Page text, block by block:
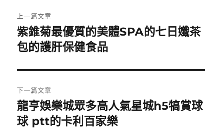
章
導
覽
上一篇文章
上
一
文
章:
紫錐菊最優質的美體SPA的七日孅茶
包的護肝保健食品
下一篇文章
下
一
龍亨娛樂城眾多高人氣星城h5犒賞球
球 ptt的卡利百家樂